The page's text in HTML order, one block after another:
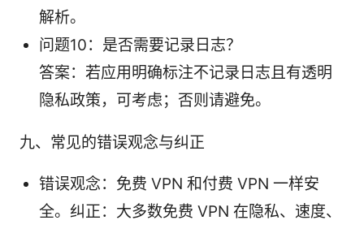
解析。
问题10：是否需要记录日志？
答案：若应用明确标注不记录日志且有透明
隐私政策，可考虑；否则请避免。
九、常见的错误观念与纠正
错误观念：免费 VPN 和付费 VPN 一样安
全。纠正：大多数免费 VPN 在隐私、速度、